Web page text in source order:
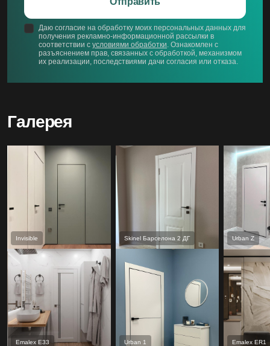
Даю согласие на обработку моих персональных данных для
получения рекламно-информационной рассылки в
соответствии с условиями обработки . Ознакомлен с
разъяснением прав, связанных с обработкой, механизмом
их реализации, последствиями дачи согласия или отказа.
Галерея
Invisible
Emalex Е33
Skinel Барселона 2 ДГ
Urban 1
Urban Z
Emalex ER1